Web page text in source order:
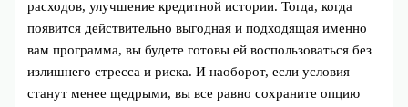
расходов, улучшение кредитной истории. Тогда, когда
появится действительно выгодная и подходящая именно
вам программа, вы будете готовы ей воспользоваться без
излишнего стресса и риска. И наоборот, если условия
станут менее щедрыми, вы все равно сохраните опцию